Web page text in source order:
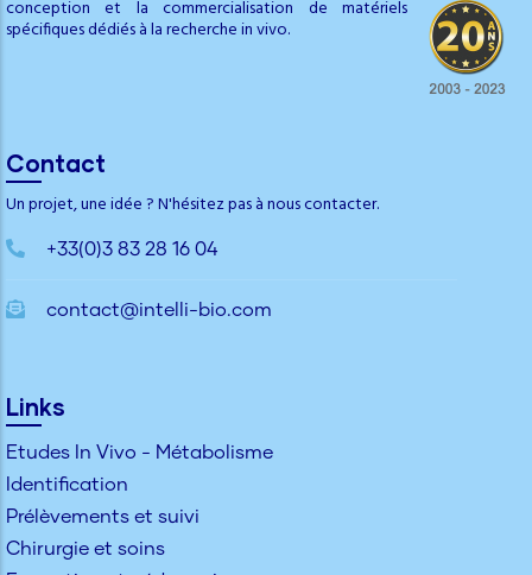
conception et la commercialisation de matériels
spécifiques dédiés à la recherche in vivo.
Contact
Un projet, une idée ? N'hésitez pas à nous contacter.
+33(0)3 83 28 16 04
contact@intelli-bio.com
Links
Etudes In Vivo - Métabolisme
Identification
Prélèvements et suivi
Chirurgie et soins